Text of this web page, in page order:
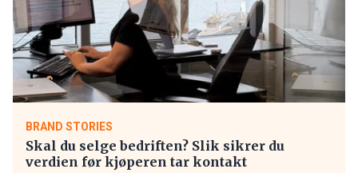
BRAND STORIES
Skal du selge bedriften? Slik sikrer du
verdien før kjøperen tar kontakt